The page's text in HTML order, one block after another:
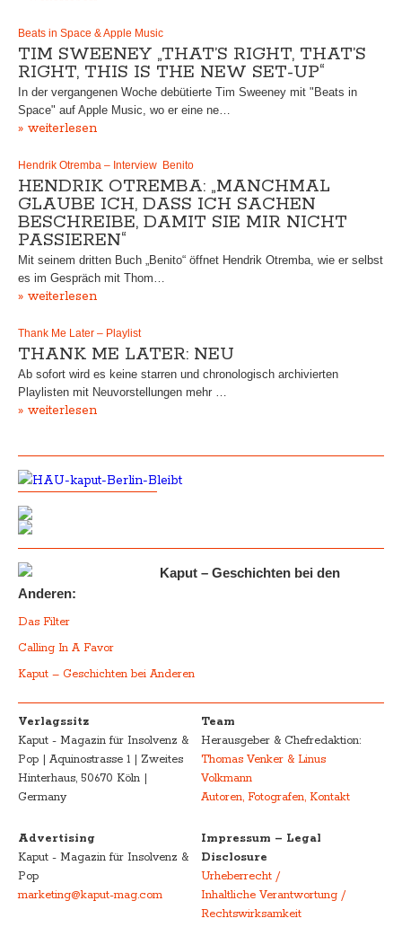
Beats in Space & Apple Music
TIM SWEENEY „THAT’S RIGHT, THAT’S
RIGHT, THIS IS THE NEW SET-UP“
In der vergangenen Woche debütierte Tim Sweeney mit "Beats in
Space" auf Apple Music, wo er eine ne…
» weiterlesen
Hendrik Otremba – Interview Benito
HENDRIK OTREMBA: „MANCHMAL
GLAUBE ICH, DASS ICH SACHEN
BESCHREIBE, DAMIT SIE MIR NICHT
PASSIEREN“
Mit seinem dritten Buch „Benito“ öffnet Hendrik Otremba, wie er selbst
es im Gespräch mit Thom…
» weiterlesen
Thank Me Later – Playlist
THANK ME LATER: NEU
Ab sofort wird es keine starren und chronologisch archivierten
Playlisten mit Neuvorstellungen mehr …
» weiterlesen
Kaput – Geschichten bei den
Anderen:
Das Filter
Calling In A Favor
Kaput – Geschichten bei Anderen
Verlagssitz
Kaput - Magazin für Insolvenz &
Pop | Aquinostrasse 1 | Zweites
Hinterhaus, 50670 Köln |
Germany
Team
Herausgeber & Chefredaktion:
Thomas Venker & Linus
Volkmann
Autoren, Fotografen, Kontakt
Advertising
Kaput - Magazin für Insolvenz &
Pop
marketing@kaput-mag.com
Impressum – Legal
Disclosure
Urheberrecht /
Inhaltliche Verantwortung /
Rechtswirksamkeit